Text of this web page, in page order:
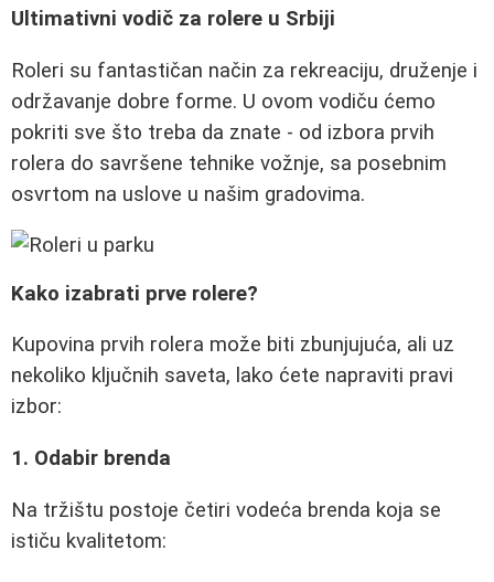
Ultimativni vodič za rolere u Srbiji
Roleri su fantastičan način za rekreaciju, druženje i
održavanje dobre forme. U ovom vodiču ćemo
pokriti sve što treba da znate - od izbora prvih
rolera do savršene tehnike vožnje, sa posebnim
osvrtom na uslove u našim gradovima.
Kako izabrati prve rolere?
Kupovina prvih rolera može biti zbunjujuća, ali uz
nekoliko ključnih saveta, lako ćete napraviti pravi
izbor:
1. Odabir brenda
Na tržištu postoje četiri vodeća brenda koja se
ističu kvalitetom: